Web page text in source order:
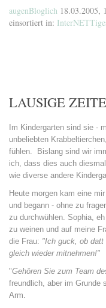
augenBloglich 18.03.2005,
einsortiert in:
LAUSIGE
Im Kindergarten sind sie -
unbeliebten
fühlen. Bislang sind wir
ich, dass dies auch
wie diverse andere
Heute morgen kam eine
und begann - ohne zu
zu durchwühlen. Sophia,
zu weinen und auf meine
die Frau: "Ich guck, ob
gleich wieder mitnehmen!"
"Gehören Sie zum Team
freundlich, aber im Grunde
Arm.